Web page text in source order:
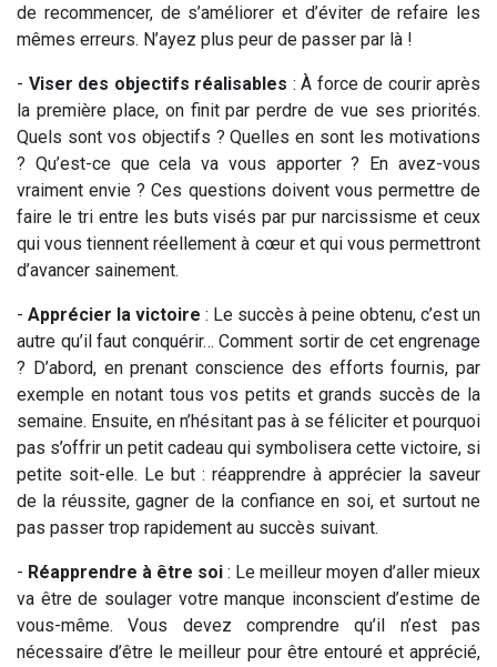
de recommencer, de s’améliorer et d’éviter de refaire les
mêmes erreurs. N’ayez plus peur de passer par là !
- Viser des objectifs réalisables : À force de courir après
la première place, on finit par perdre de vue ses priorités.
Quels sont vos objectifs ? Quelles en sont les motivations
? Qu’est-ce que cela va vous apporter ? En avez-vous
vraiment envie ? Ces questions doivent vous permettre de
faire le tri entre les buts visés par pur narcissisme et ceux
qui vous tiennent réellement à cœur et qui vous permettront
d’avancer sainement.
- Apprécier la victoire : Le succès à peine obtenu, c’est un
autre qu’il faut conquérir… Comment sortir de cet engrenage
? D’abord, en prenant conscience des efforts fournis, par
exemple en notant tous vos petits et grands succès de la
semaine. Ensuite, en n’hésitant pas à se féliciter et pourquoi
pas s’offrir un petit cadeau qui symbolisera cette victoire, si
petite soit-elle. Le but : réapprendre à apprécier la saveur
de la réussite, gagner de la confiance en soi, et surtout ne
pas passer trop rapidement au succès suivant.
- Réapprendre à être soi : Le meilleur moyen d’aller mieux
va être de soulager votre manque inconscient d’estime de
vous-même. Vous devez comprendre qu’il n’est pas
nécessaire d’être le meilleur pour être entouré et apprécié,